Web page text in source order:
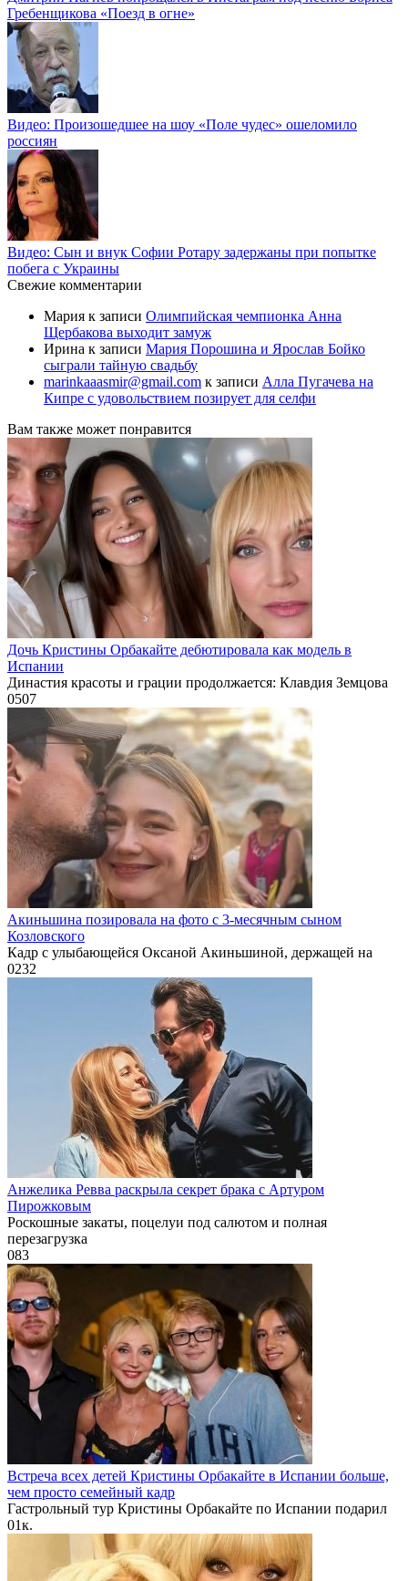
Гребенщикова «Поезд в огне»
Видео: Произошедшее на шоу «Поле чудес» ошеломило
россиян
Видео: Сын и внук Софии Ротару задержаны при попытке
побега с Украины
Свежие комментарии
Мария к записи Олимпийская чемпионка Анна
Щербакова выходит замуж
Ирина к записи Мария Порошина и Ярослав Бойко
сыграли тайную свадьбу
marinkaaasmir@gmail.com к записи Алла Пугачева на
Кипре с удовольствием позирует для селфи
Вам также может понравится
Дочь Кристины Орбакайте дебютировала как модель в
Испании
Династия красоты и грации продолжается: Клавдия Земцова
0507
Акиньшина позировала на фото с 3-месячным сыном
Козловского
Кадр с улыбающейся Оксаной Акиньшиной, держащей на
0232
Анжелика Ревва раскрыла секрет брака с Артуром
Пирожковым
Роскошные закаты, поцелуи под салютом и полная
перезагрузка
083
Встреча всех детей Кристины Орбакайте в Испании больше,
чем просто семейный кадр
Гастрольный тур Кристины Орбакайте по Испании подарил
01к.